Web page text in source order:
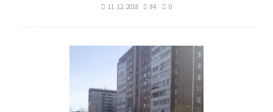
11. 12. 2018 84 0